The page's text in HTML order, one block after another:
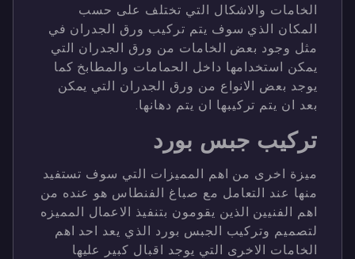
الخامات والاشكال التي تختلف على حسب
المكان الذي سوف يتم تركيب ورق الجدران في
مثل وجود بعض الخامات من ورق الجدران التي
يمكن استخدامها داخل الحمامات والمطابخ كما
يوجد بعض الانواع من ورق الجدران التي يمكن
بعد ان يتم تركيبها ان يتم دهانها.
تركيب جبس بورد
ميزة اخرى من اهم المميزات التي سوف تستفيد
منها عند التعامل مع صباغ الفنطاس هو عنده من
اهم الفنيين الذين يقومون بتنفيذ الاعمال المميزه
لتصميم وتركيب الجبس بورد الذي يعد احد اهم
الخامات الاخرى التي يوجد اقبال كبير عليها